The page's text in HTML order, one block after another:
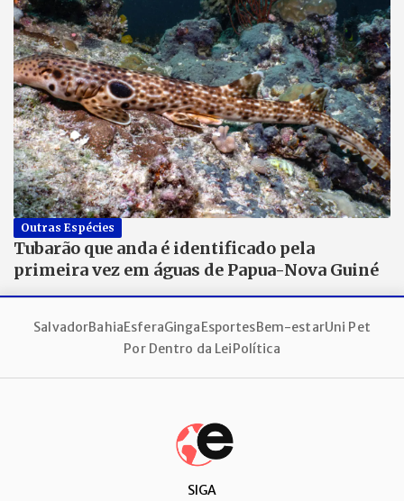
Outras Espécies
Tubarão que anda é identificado pela
primeira vez em águas de Papua-Nova Guiné
SalvadorBahiaEsferaGingaEsportesBem-estarUni Pet
Por Dentro da LeiPolítica
SIGA